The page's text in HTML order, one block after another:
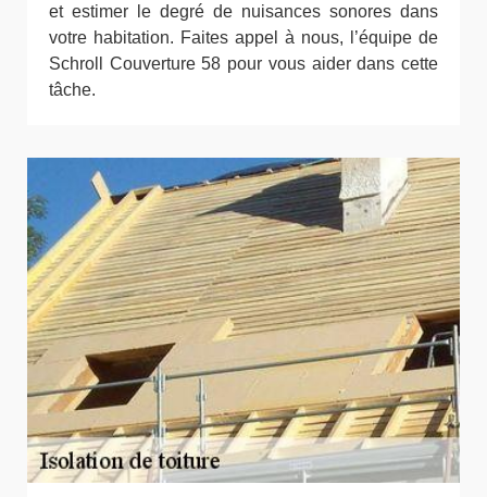
et estimer le degré de nuisances sonores dans
votre habitation. Faites appel à nous, l’équipe de
Schroll Couverture 58 pour vous aider dans cette
tâche.